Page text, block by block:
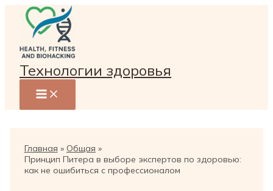
Перейти
содержимому
Технологии здоровья
Главная
Общая
Принцип Питера в выборе экспертов по здоровью:
как не ошибиться с профессионалом